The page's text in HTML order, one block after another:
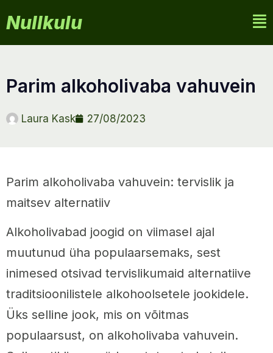
Nullkulu
parim alkoholivaba vahuvein
Laura Kask 27/08/2023
Parim alkoholivaba vahuvein: tervislik ja
maitsev alternatiiv
Alkoholivabad joogid on viimasel ajal
muutunud üha populaarsemaks, sest
inimesed otsivad tervislikumaid alternatiive
traditsioonilistele alkohoolsetele jookidele.
Üks selline jook, mis on võitmas
populaarsust, on alkoholivaba vahuvein.